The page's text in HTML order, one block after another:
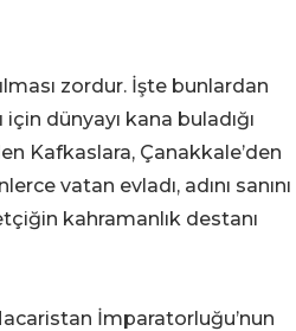
zordur. İşte bunlardan
dünyayı kana buladığı
Kafkaslara, Çanakkale’den
vatan evladı, adını sanını
kahramanlık destanı
İmparatorluğu’nun